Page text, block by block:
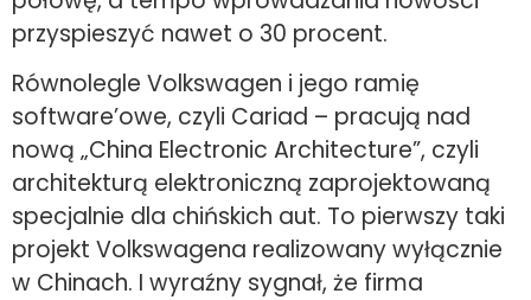
przyspieszyć nawet o 30 procent.
Równolegle Volkswagen i jego ramię
software’owe, czyli Cariad – pracują nad
nową „China Electronic Architecture”, czyli
architekturą elektroniczną zaprojektowaną
specjalnie dla chińskich aut. To pierwszy taki
projekt Volkswagena realizowany wyłącznie
w Chinach. I wyraźny sygnał, że firma